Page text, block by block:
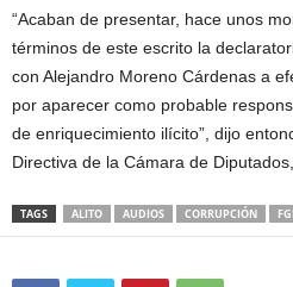
“Acaban de presentar, hace unos
términos de este escrito la
con Alejandro Moreno Cárdenas a
por aparecer como probable
de enriquecimiento ilícito”, dijo
Directiva de la Cámara de
TAGS ALITO AUDIOS CORRUPCIÓN